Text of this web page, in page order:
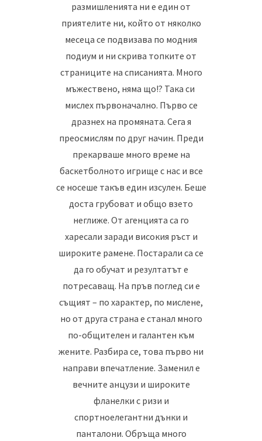
размишленията ни е един от
приятелите ни, който от няколко
месеца се подвизава по модния
подиум и ни скрива топките от
страниците на списанията. Много
мъжествено, няма що!? Така си
мислех първоначално. Първо се
дразнех на промяната. Сега я
преосмислям по друг начин. Преди
прекарваше много време на
баскетболното игрище с нас и все
се носеше такъв един изсулен. Беше
доста грубоват и общо взето
неглиже. От агенцията са го
харесали заради високия ръст и
широките рамене. Постарали са се
да го обучат и резултатът е
потресаващ. На пръв поглед си е
същият – по характер, по мислене,
но от друга страна е станал много
по-общителен и галантен към
жените. Разбира се, това първо ни
направи впечатление. Заменил е
вечните анцузи и широките
фланелки с ризи и
спортноелегантни дънки и
панталони. Обръща много